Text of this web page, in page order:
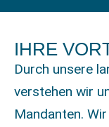
IHRE
Durch unsere
verstehen wir
Mandanten.